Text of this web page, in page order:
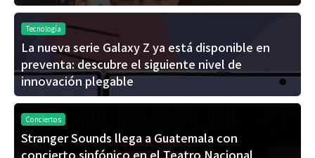
Tecnología
La nueva serie Galaxy Z ya está disponible en
preventa: descubre el siguiente nivel de
innovación plegable
Conciertos
Stranger Sounds llega a Guatemala con
concierto sinfónico en el Teatro Nacional